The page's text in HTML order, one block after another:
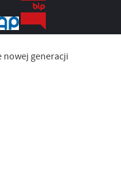
nowej generacji